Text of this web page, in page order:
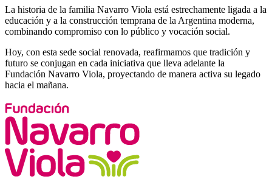
La historia de la familia Navarro Viola está estrechamente ligada a la
educación y a la construcción temprana de la Argentina moderna,
combinando compromiso con lo público y vocación social.
Hoy, con esta sede social renovada, reafirmamos que tradición y
futuro se conjugan en cada iniciativa que lleva adelante la
Fundación Navarro Viola, proyectando de manera activa su legado
hacia el mañana.